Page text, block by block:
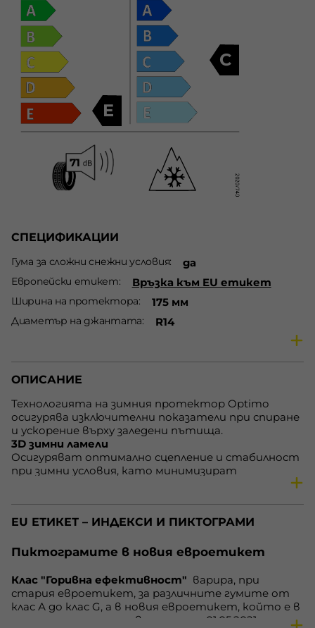
E
C
СПЕЦИФИКАЦИИ
Гума за сложни снежни условия да
Европейски етикет Връзка към EU етикет
Ширина на протектора 175 мм
Диаметър на джантата R14
Сезон Зимни гуми
Предназначение
Скоростен индекс T
Товарен индекс 82
Горивна ефективност E
Външен шум 71 dB
Сцепление на мокро
ОПИСАНИЕ
Технологията на зимния протектор Optimo
осигурява изключителни показатели при спиране
и ускорение върху заледени пътища.
3D зимни ламели
Осигуряват оптимално сцепление и стабилност
при зимни условия, като минимизират
Подобрява сцеплението върху сняг чрез остри 3D
Оптимизиран брой шарки (Pitch numbers)
подобрява общото сцепление.
Специални прорези за лед (Ice grip slits)
Подобряват управлението и стабилността при
завиване чрез вътрешни канали.
EU ЕТИКЕТ – ИНДЕКСИ И ПИКТОГРАМИ
Пиктограмите в новия евроетикет
Клас "Горивна ефективност" варира, при
стария евроетикет, за различните гумите от
клас А до клас G, а в новия евроетикет, който е в
сила за гумите, произведени след 01.05.2021 година,